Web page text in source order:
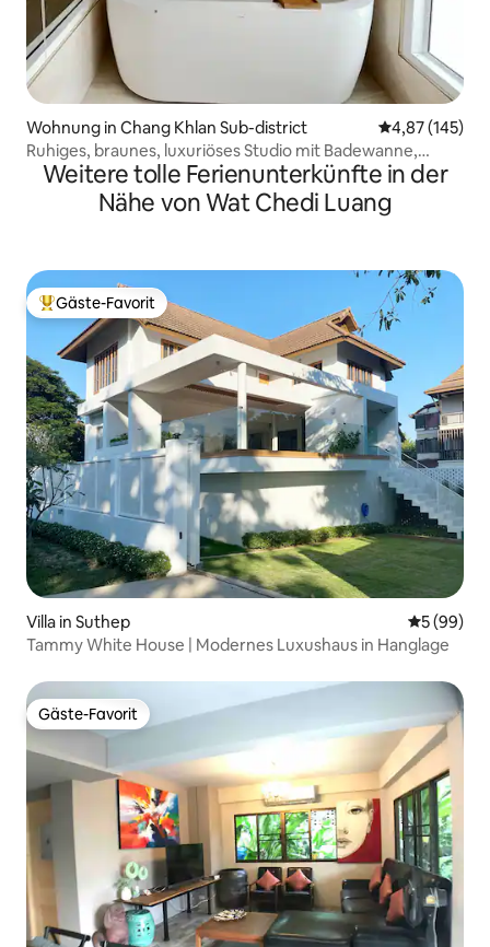
Wohnung in Chang Khlan Sub-district
4,87 (145)
Ruhiges, braunes, luxuriöses Studio mit Badewanne,
Balkon
Weitere tolle Ferienunterkünfte in der
Nähe von Wat Chedi Luang
Beliebter Gäste-Favorit.
Gäste-Favorit
Villa in Suthep
5 (99)
Tammy White House | Modernes Luxushaus in Hanglage
Gäste-Favorit
Gäste-Favorit